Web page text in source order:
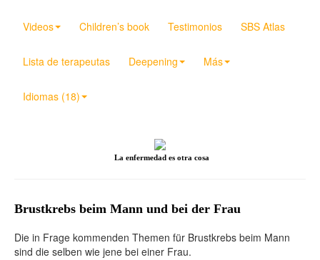
Videos Children’s book Testimonios SBS Atlas
Lista de terapeutas Deepening Más
Idiomas (18)
La enfermedad es otra cosa
Brustkrebs beim Mann und bei der Frau
Die in Frage kommenden Themen für Brustkrebs beim Mann
sind die selben wie jene bei einer Frau.